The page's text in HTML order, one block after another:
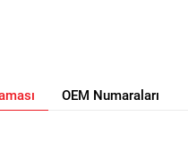
OEM Numaraları